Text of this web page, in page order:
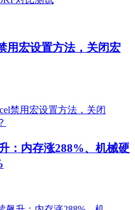
用宏设置方法，关闭宏
：内存涨288%、机械硬